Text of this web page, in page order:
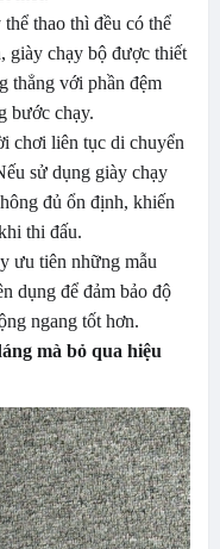
thao thì đều có thể
giày chạy bộ được thiết
thẳng với phần đệm
bước chạy.
chơi liên tục di chuyển
sử dụng giày chạy
đủ ổn định, khiến
thi đấu.
ưu tiên những mẫu
dụng để đảm bảo độ
ngang tốt hơn.
mà bỏ qua hiệu